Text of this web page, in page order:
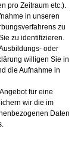
pro Zeitraum etc.).
in unseren
zu
zu identifizieren.
oder
willigen Sie in
die Aufnahme in
für eine
wir die im
Daten